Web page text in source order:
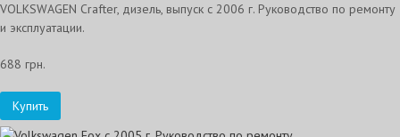
VOLKSWAGEN Crafter, дизель, выпуск с 2006 г. Руководство по ремонту
и эксплуатации.
688 грн.
Купить